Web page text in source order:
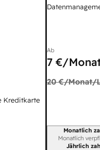
Kreditkarte
Ab
7 €/
20 €/Monat/
Monatlich
Monatlich
Jährlich